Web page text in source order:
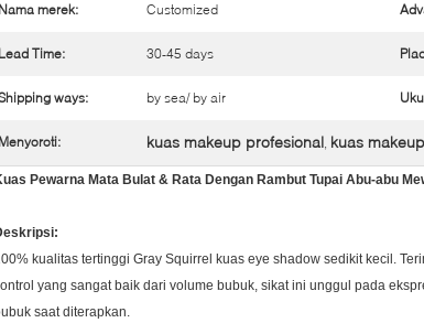
merek: Customized
Time: 30-45 days
ways: by sea/ by air
kuas makeup profesional, kuas
Pewarna Mata Bulat & Rata Dengan Rambut Tupai Abu-abu
kualitas tertinggi Gray Squirrel kuas eye shadow sedikit kecil.
yang sangat baik dari volume bubuk, sikat ini unggul pada
saat diterapkan.